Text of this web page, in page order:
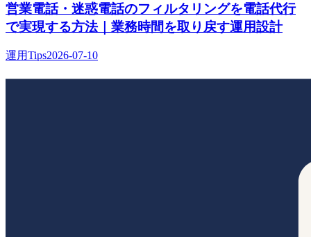
営業電話・迷惑電話のフィルタリングを電話代行
で実現する方法｜業務時間を取り戻す運用設計
運用Tips2026-07-10